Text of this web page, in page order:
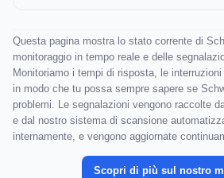
Questa pagina mostra lo stato corrente di
monitoraggio in tempo reale e delle
Monitoriamo i tempi di risposta, le
in modo che tu possa sempre sapere se
problemi. Le segnalazioni vengono raccolte
e dal nostro sistema di scansione
internamente, e vengono aggiornate
Scopri di più sul nostro